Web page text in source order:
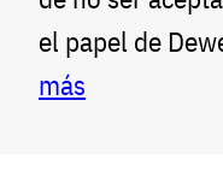
el papel de
más